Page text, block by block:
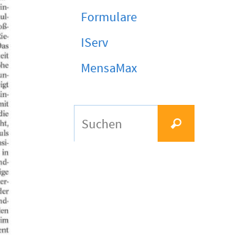
Formulare
IServ
MensaMax
Suchen